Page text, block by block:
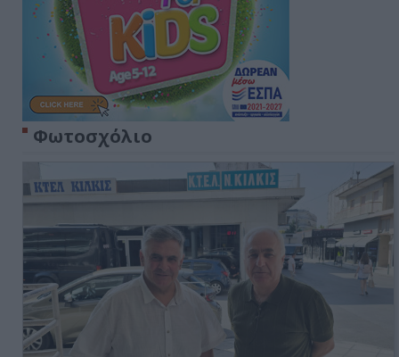
Φωτοσχόλιο